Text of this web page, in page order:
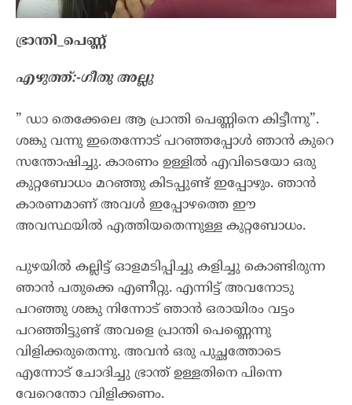
ഭ്രാന്തി_പെണ്ണ്
എഴുത്ത്:-ഗീതു അല്ലു
” ഡാ തെക്കേലെ ആ പ്രാന്തി പെണ്ണിനെ കിട്ടീന്നു”.
ശങ്കു വന്നു ഇതെന്നോട് പറഞ്ഞപ്പോൾ ഞാൻ കുറെ
സന്തോഷിച്ചു. കാരണം ഉള്ളിൽ എവിടെയോ ഒരു
കുറ്റബോധം മറഞ്ഞു കിടപ്പുണ്ട് ഇപ്പോഴും. ഞാൻ
കാരണമാണ് അവൾ ഇപ്പോഴത്തെ ഈ
അവസ്ഥയിൽ എത്തിയതെന്നുള്ള കുറ്റബോധം.
പുഴയിൽ കല്ലിട്ട് ഓളമടിപ്പിച്ചു കളിച്ചു കൊണ്ടിരുന്ന
ഞാൻ പതുക്കെ എണീറ്റു. എന്നിട്ട് അവനോടു
പറഞ്ഞു ശങ്കു നിന്നോട് ഞാൻ ഒരായിരം വട്ടം
പറഞ്ഞിട്ടുണ്ട് അവളെ പ്രാന്തി പെണ്ണെന്നു
വിളിക്കരുതെന്നു. അവൻ ഒരു പുച്ഛത്തോടെ
എന്നോട് ചോദിച്ചു ഭ്രാന്ത് ഉള്ളതിനെ പിന്നെ
വേറെന്തോ വിളിക്കണം.